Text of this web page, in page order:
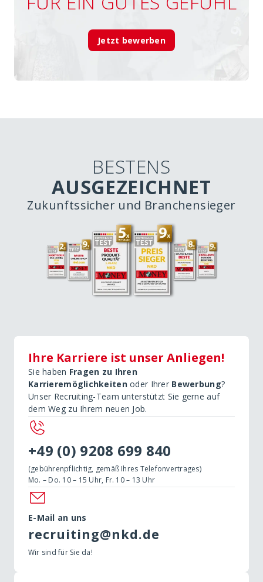
Jetzt bewerben
BESTENS
AUSGEZEICHNET
Zukunftssicher und Branchensieger
Ihre Karriere ist unser Anliegen!
Sie haben Fragen zu Ihren
Karrieremöglichkeitenoder Ihrer Bewerbung?
Unser Recruiting-Team unterstützt Sie gerne auf
dem Weg zu Ihrem neuen Job.
+49 (0) 9208 699 840
(gebührenpflichtig, gemäß Ihres Telefonvertrages)
Mo. – Do. 10 – 15 Uhr, Fr. 10 – 13 Uhr
E-Mail an uns
recruiting@nkd.de
Wir sind für Sie da!